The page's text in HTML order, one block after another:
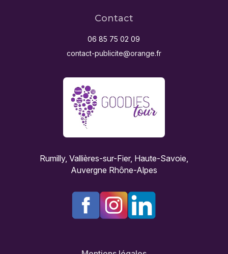
Contact
06 85 75 02 09
contact-publicite@orange.fr
Rumilly, Vallières-sur-Fier, Haute-Savoie,
Auvergne Rhône-Alpes